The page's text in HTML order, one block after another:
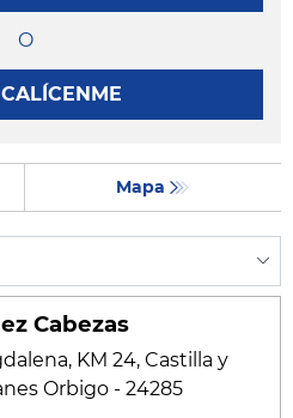
O
Mapa
Cabezas
KM 24, Castilla y
Orbigo - 24285